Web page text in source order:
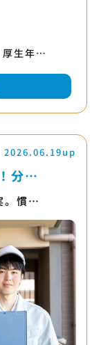
厚生年…
2026.06.19up
分…
。慣…